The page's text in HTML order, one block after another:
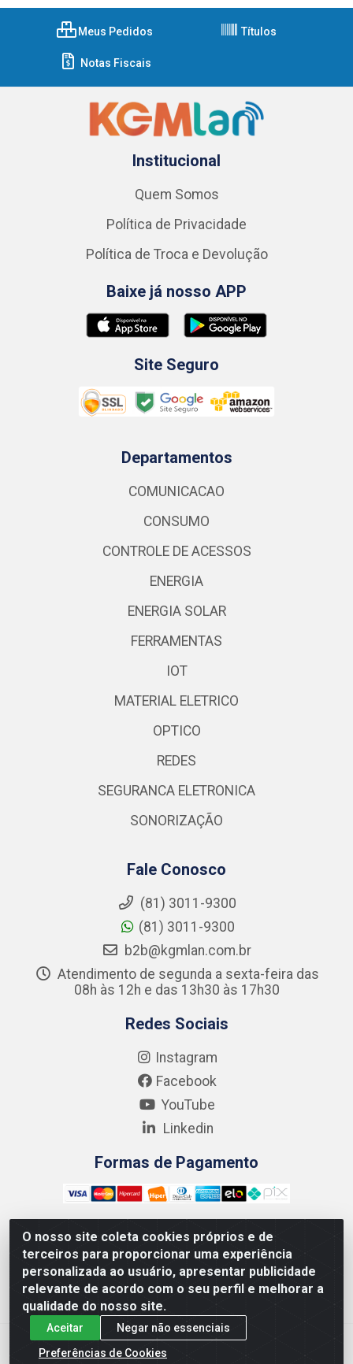
O nosso site coleta cookies próprios e de
terceiros para proporcionar uma experiência
personalizada ao usuário, apresentar publicidade
relevante de acordo com o seu perfil e melhorar a
qualidade do nosso site.
Aceitar
Negar não essenciais
Preferências de Cookies
Meus Pedidos Títulos
Notas Fiscais
Institucional
Quem Somos
Política de Privacidade
Política de Troca e Devolução
Baixe já nosso APP
Site Seguro
Departamentos
COMUNICACAO
CONSUMO
CONTROLE DE ACESSOS
ENERGIA
ENERGIA SOLAR
FERRAMENTAS
IOT
MATERIAL ELETRICO
OPTICO
REDES
SEGURANCA ELETRONICA
SONORIZAÇÃO
Fale Conosco
(81) 3011-9300
(81) 3011-9300
b2b@kgmlan.com.br
Atendimento de segunda a sexta-feira das
08h às 12h e das 13h30 às 17h30
Redes Sociais
Instagram
Facebook
YouTube
Linkedin
Formas de Pagamento
Kgmlan Distribuidora LTDA - CNPJ 18.217.682/0001-54 -
Rua Pedro de Barros Cavalcante, 58 - Bultrins, Olinda/PE
- CEP 53320-110